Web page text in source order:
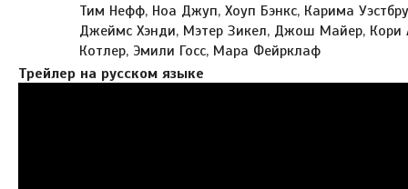
Тим Нефф, Ноа Джуп, Хоуп Бэнкс, Карима
Джеймс Хэнди, Мэтер Зикел, Джош Майер, Кори
Котлер, Эмили Госс, Мара Фейрклаф
Трейлер на русском языке